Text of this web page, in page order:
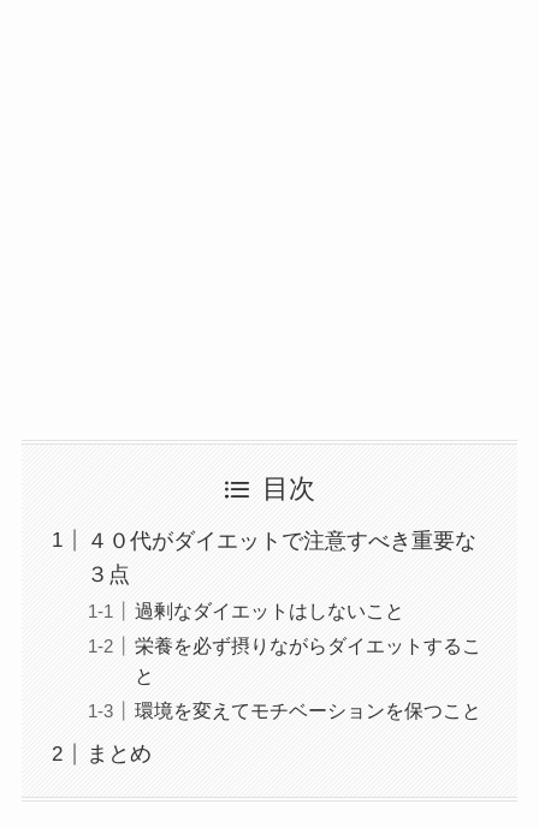
目次
４０代がダイエットで注意すべき重要な
３点
過剰なダイエットはしないこと
栄養を必ず摂りながらダイエットするこ
と
環境を変えてモチベーションを保つこと
まとめ